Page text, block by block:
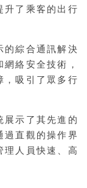
升了乘客的出行
的綜合通訊解決
絡安全技術，
，吸引了眾多行
展示了其先進的
過直觀的操作界
理人員快速、高